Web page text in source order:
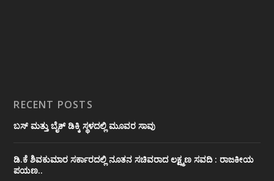
RECENT POSTS
ಬಸ್ ಮತ್ತು ಬೈಕ್ ಡಿಕ್ಕಿ ಸ್ಥಳದಲ್ಲಿ ಮೂವರ ಸಾವು
ಡಿ.ಕೆ ಶಿವಕುಮಾರ ಸರ್ಕಾರದಲ್ಲಿ ನೂತನ ಸಚಿವರಾದ ಲಕ್ಷ್ಮಣ ಸವದಿ : ರಾಜಕೀಯ
ಪಯಣ..